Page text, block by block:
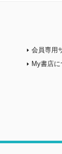
会員専用
My書店に